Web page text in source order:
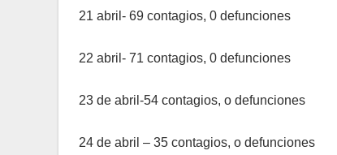
21 abril- 69 contagios, 0 defunciones
22 abril- 71 contagios, 0 defunciones
23 de abril-54 contagios, o defunciones
24 de abril – 35 contagios, o defunciones